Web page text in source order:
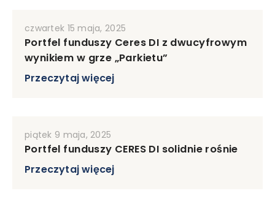
czwartek 15 maja, 2025
Portfel funduszy Ceres DI z dwucyfrowym
wynikiem w grze „Parkietu”
Przeczytaj więcej
piątek 9 maja, 2025
Portfel funduszy CERES DI solidnie rośnie
Przeczytaj więcej